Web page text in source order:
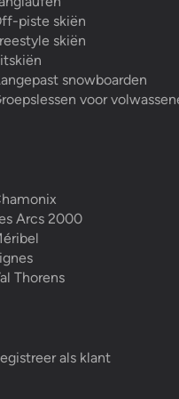
passie voor
Hij heeft me
geleerd,
geboekt van:
piste skiën
skiën
snowboarden
voor
Arcs 2000
Thorens
als klant